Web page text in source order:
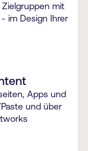
Zielgruppen mit
im Design Ihrer
Apps und
und über